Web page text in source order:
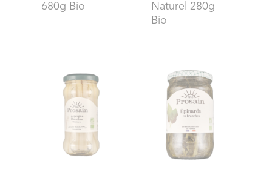
680g Bio
Naturel 280g
Bio